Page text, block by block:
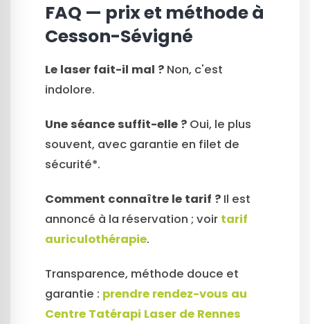
FAQ — prix et méthode à
Cesson-Sévigné
Le laser fait-il mal ? Non, c'est
indolore.
Une séance suffit-elle ? Oui, le plus
souvent, avec garantie en filet de
sécurité*.
Comment connaître le tarif ? Il est
annoncé à la réservation ; voir tarif
auriculothérapie.
Transparence, méthode douce et
garantie : prendre rendez-vous au
Centre Tatérapi Laser de Rennes